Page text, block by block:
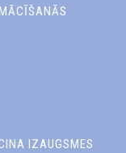
IZAUGSMES